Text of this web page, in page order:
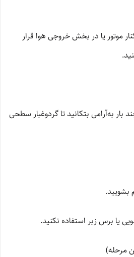
موتور یا در بخش خروجی هوا قرار
بار به‌آرامی بتکانید تا گردوغبار سطحی
بشویید.
یا برس زبر استفاده نکنید.
مرحله)